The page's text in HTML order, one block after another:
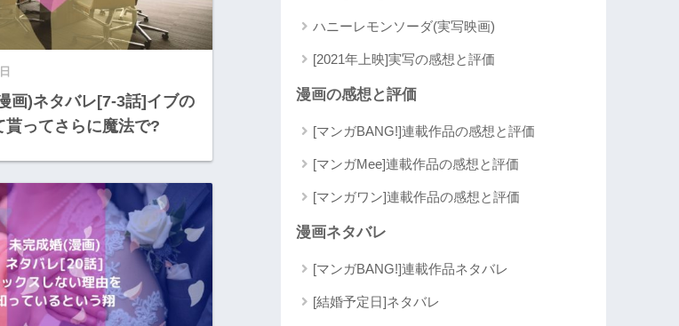
画)ネタバレ[7-3話]イブの
貰ってさらに魔法で?
ハニーレモンソーダ(実写映画)
[2021年上映]実写の感想と評価
漫画の感想と評価
[マンガBANG!]連載作品の感想と評価
[マンガMee]連載作品の感想と評価
[マンガワン]連載作品の感想と評価
漫画ネタバレ
[マンガBANG!]連載作品ネタバレ
[結婚予定日]ネタバレ